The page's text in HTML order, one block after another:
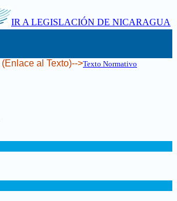
IR A LEGISLACIÓN DE NICARAGUA
(Enlace al Texto)-->Texto Normativo